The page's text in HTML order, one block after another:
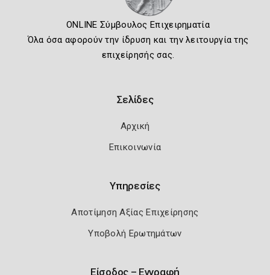
ONLINE Σύμβουλος Επιχειρηματία
Όλα όσα αφορούν την ίδρυση και την λειτουργία της
επιχείρησής σας.
Σελίδες
Αρχική
Επικοινωνία
Υπηρεσίες
Αποτίμηση Αξίας Επιχείρησης
Υποβολή Ερωτημάτων
Είσοδος – Εγγραφή